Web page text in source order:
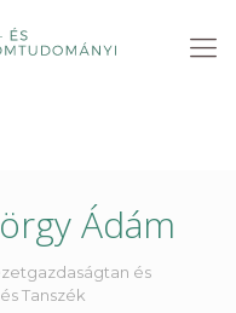
Ádám
és
Tanszék